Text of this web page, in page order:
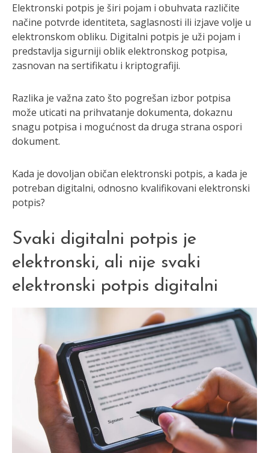
Elektronski potpis je širi pojam i obuhvata različite
načine potvrde identiteta, saglasnosti ili izjave volje u
elektronskom obliku. Digitalni potpis je uži pojam i
predstavlja sigurniji oblik elektronskog potpisa,
zasnovan na sertifikatu i kriptografiji.
Razlika je važna zato što pogrešan izbor potpisa
može uticati na prihvatanje dokumenta, dokaznu
snagu potpisa i mogućnost da druga strana ospori
dokument.
Kada je dovoljan običan elektronski potpis, a kada je
potreban digitalni, odnosno kvalifikovani elektronski
potpis?
Svaki digitalni potpis je
elektronski, ali nije svaki
elektronski potpis digitalni